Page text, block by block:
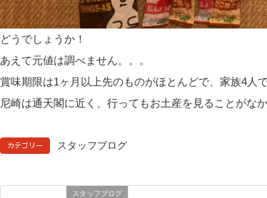
どうでしょうか！
あえて元値は調べません。。。
賞味期限は1ヶ月以上先のものがほとんどで、家族4人
尼崎は通天閣に近く、行ってもお土産を見ることがな
カテゴリー スタッフブログ
スタッフブログ